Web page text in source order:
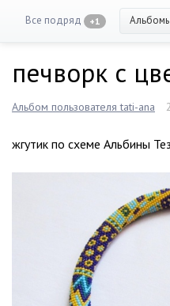
Все подряд +1
печворк с
Альбом пользователя tati-ana
жгутик по схеме Альбины